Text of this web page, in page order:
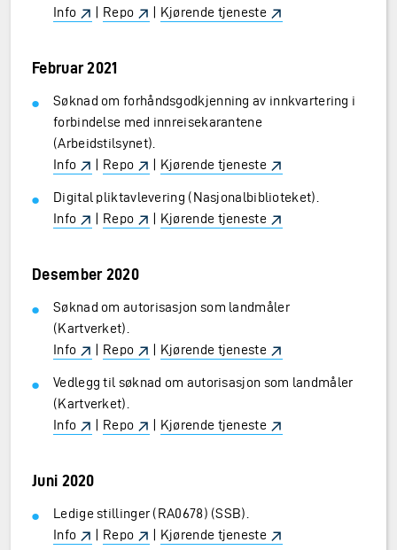
Info
| Repo | Kjørende tjeneste
Februar 2021
Søknad om forhåndsgodkjenning av innkvartering i
forbindelse med innreisekarantene
(Arbeidstilsynet).
Info
| Repo | Kjørende tjeneste
Digital pliktavlevering (Nasjonalbiblioteket).
Info
| Repo | Kjørende tjeneste
Desember 2020
Søknad om autorisasjon som landmåler
(Kartverket).
Info
| Repo | Kjørende tjeneste
Vedlegg til søknad om autorisasjon som landmåler
(Kartverket).
Info
| Repo | Kjørende tjeneste
Juni 2020
Ledige stillinger (RA0678) (SSB).
Info
| Repo | Kjørende tjeneste